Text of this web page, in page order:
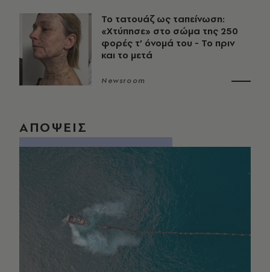
Το τατουάζ ως ταπείνωση:
«Χτύπησε» στο σώμα της 250
φορές τ’ όνομά του - Το πριν
και το μετά
Newsroom
ΑΠΟΨΕΙΣ